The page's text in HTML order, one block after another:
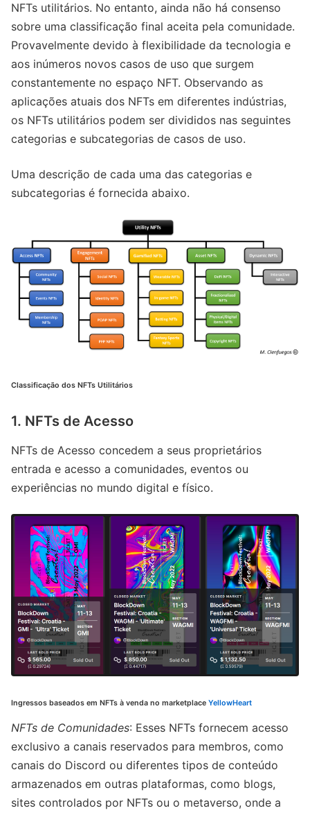
NFTs utilitários. No entanto, ainda não há consenso
sobre uma classificação final aceita pela comunidade.
Provavelmente devido à flexibilidade da tecnologia e
aos inúmeros novos casos de uso que surgem
constantemente no espaço NFT. Observando as
aplicações atuais dos NFTs em diferentes indústrias,
os NFTs utilitários podem ser divididos nas seguintes
categorias e subcategorias de casos de uso.
Uma descrição de cada uma das categorias e
subcategorias é fornecida abaixo.
Classificação dos NFTs Utilitários
1. NFTs de Acesso
NFTs de Acesso concedem a seus proprietários
entrada e acesso a comunidades, eventos ou
experiências no mundo digital e físico.
Ingressos baseados em NFTs à venda no marketplace YellowHeart
NFTs de Comunidades: Esses NFTs fornecem acesso
exclusivo a canais reservados para membros, como
canais do Discord ou diferentes tipos de conteúdo
armazenados em outras plataformas, como blogs,
sites controlados por NFTs ou o metaverso, onde a